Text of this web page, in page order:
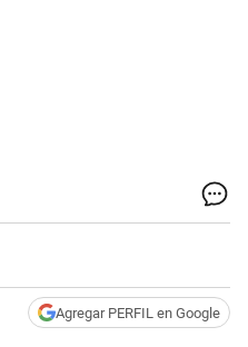
Agregar PERFIL en Google